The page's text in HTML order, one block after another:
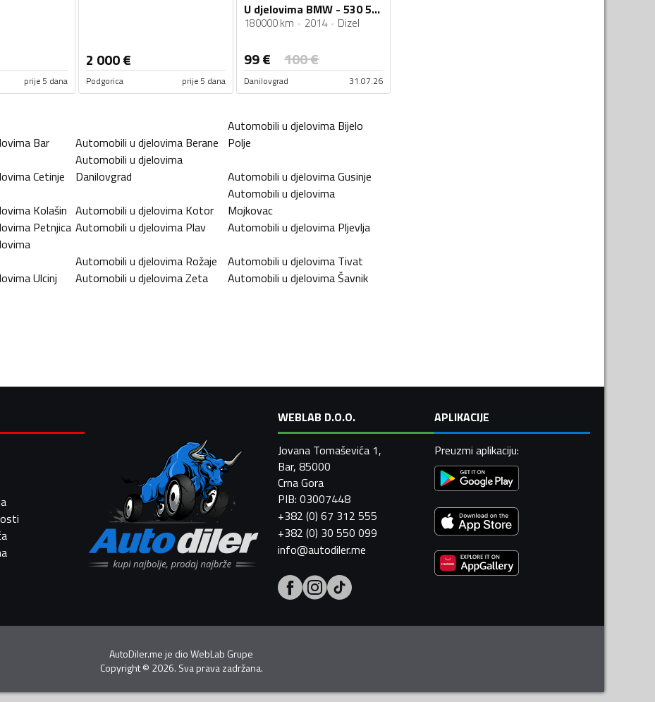
prije 5 dana
2 000€
Podgorica prije 5 dana
U djelovima BMW - 530 530d
180000 km 2014 Dizel
99€ 100€
Danilovgrad 31.07.26
Bar Automobili u djelovima Berane
Automobili u djelovima Bijelo
Polje
Cetinje
Automobili u djelovima
Danilovgrad
Automobili u djelovimaGusinje
Kolašin Automobili u djelovima Kotor
Automobili u djelovima
Mojkovac
Petnjica Automobili u djelovima Plav Automobili u djelovima Pljevlja
Automobili u djelovima Rožaje Automobili u djelovima Tivat
Ulcinj Automobili u djelovimaZeta Automobili u djelovimaŠavnik
WEBLAB D.O.O.
Jovana Tomaševića 1,
Bar, 85000
Crna Gora
PIB: 03007448
+382 (0) 67 312 555
+382 (0) 30 550 099
info@autodiler.me
APLIKACIJE
Preuzmi aplikaciju:
AutoDiler.me je dioWebLab Grupe
Copyright© 2026. Sva prava zadržana.